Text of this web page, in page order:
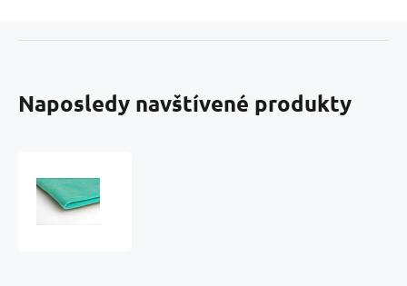
Naposledy navštívené produkty